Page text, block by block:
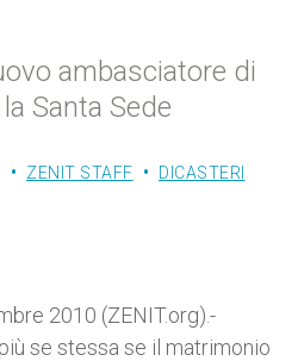
ambasciatore di
Santa Sede
ZENIT STAFF DICASTERI
2010 (ZENIT.org).-
se stessa se il matrimonio